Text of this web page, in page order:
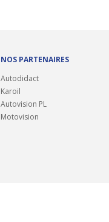
NOS PARTENAIRES
Autodidact
Karoil
Autovision PL
Motovision